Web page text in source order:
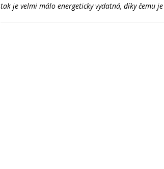
tak je velmi málo energeticky vydatná, díky čemu